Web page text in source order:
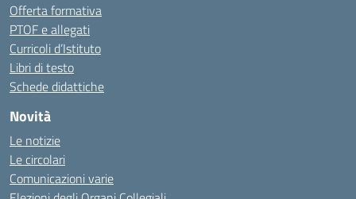
Offerta formativa
PTOF e allegati
Curricoli d’Istituto
Libri di testo
Schede didattiche
Novità
Le notizie
Le circolari
Comunicazioni varie